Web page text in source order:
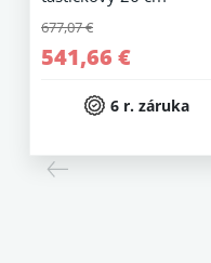
677,07 €
541,66 €
6 r. záruka